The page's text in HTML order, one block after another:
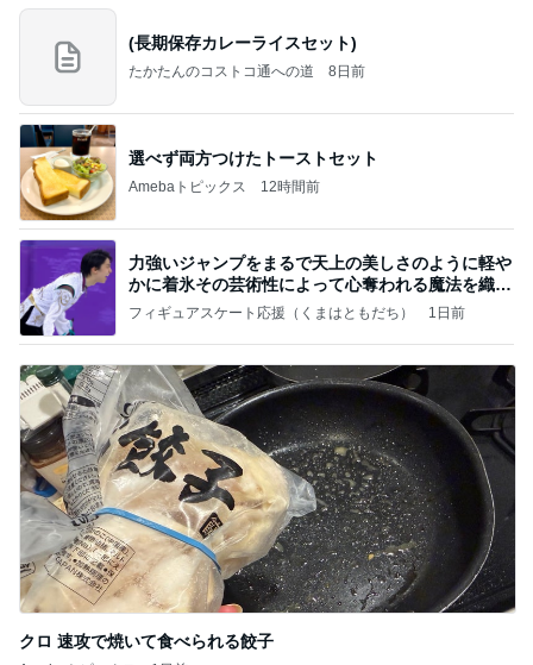
(長期保存カレーライスセット)
たかたんのコストコ通への道 8日前
選べず両方つけたトーストセット
Amebaトピックス 12時間前
力強いジャンプをまるで天上の美しさのように軽や
かに着氷その芸術性によって心奪われる魔法を織り
なす
フィギュアスケート応援（くまはともだち） 1日前
クロ 速攻で焼いて食べられる餃子